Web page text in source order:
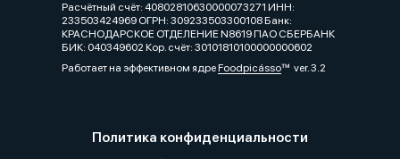
Расчётный счёт: 40802810630000073271 ИНН:
233503424969 ОГРН: 309233503300108 Банк:
КРАСНОДАРСКОЕ ОТДЕЛЕНИЕ N8619 ПАО СБЕРБАНК
БИК: 040349602 Кор. счёт: 30101810100000000602
Работает на эффективном ядреFoodpicássover. 3.2
Политика конфиденциальности